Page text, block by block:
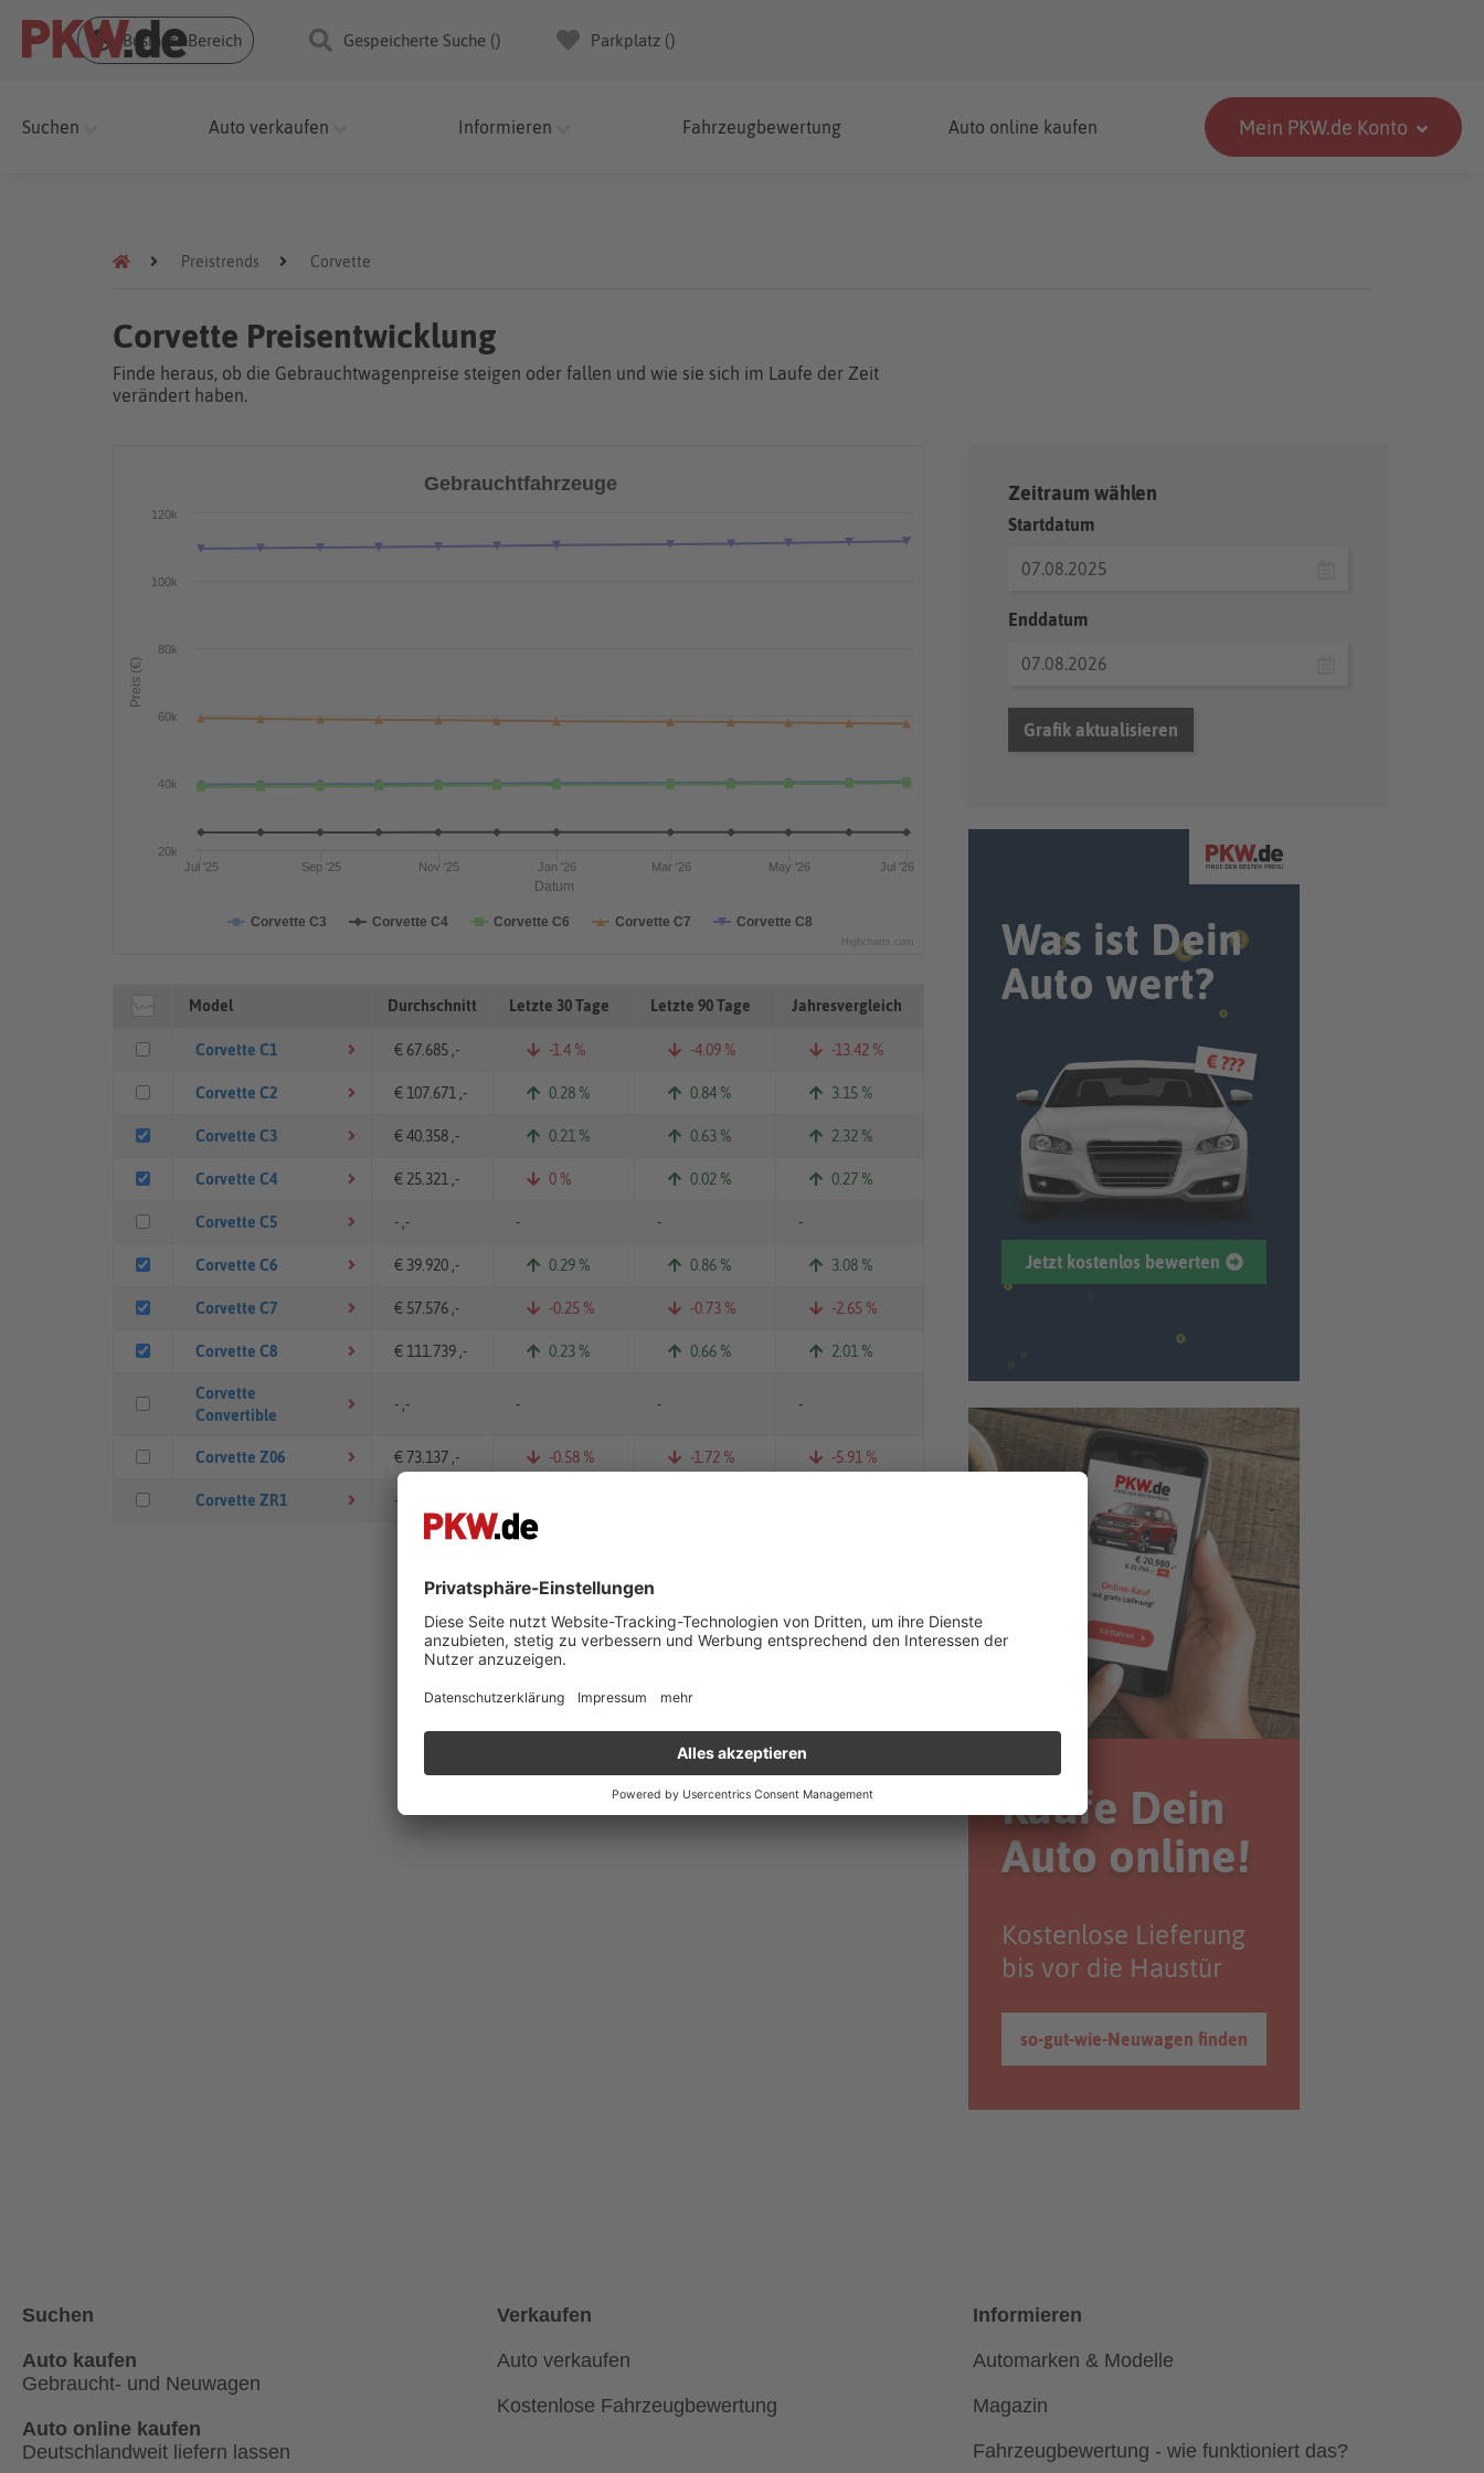
Business Bereich Gespeicherte Suche () Parkplatz ()
Suchen Auto verkaufen Informieren Fahrzeugbewertung Auto online kaufen Mein PKW.de Konto
Preistrends Corvette
Corvette Preisentwicklung
Finde heraus, ob die Gebrauchtwagenpreise steigen oder fallen und wie sie sich im Laufe der Zeit
verändert haben.
Datum
Preis (€)
Gebrauchtfahrzeuge
Corvette C3 Corvette C4 Corvette C6 Corvette C7 Corvette C8
Jul '25 Sep '25 Nov '25 Jan '26 Mar '26 May '26 Jul '26
100k
20k
40k
60k
80k
120k
Highcharts.com
Model Durchschnitt Letzte 30 Tage Letzte 90 Tage Jahresvergleich
Corvette C1 € 67.685 ,- -1.4 % -4.09 % -13.42 %
Corvette C2 € 107.671 ,- 0.28 % 0.84 % 3.15 %
Corvette C3 € 40.358 ,- 0.21 % 0.63 % 2.32 %
Corvette C4 € 25.321 ,- 0 % 0.02 % 0.27 %
Corvette C5 - ,- - - -
Corvette C6 € 39.920 ,- 0.29 % 0.86 % 3.08 %
Corvette C7 € 57.576 ,- -0.25 % -0.73 % -2.65 %
Corvette C8 € 111.739 ,- 0.23 % 0.66 % 2.01 %
Corvette
Convertible
- ,- - - -
Corvette Z06 € 73.137 ,- -0.58 % -1.72 % -5.91 %
Corvette ZR1 - ,-
Zeitraum wählen
Startdatum
Enddatum
Grafik aktualisieren
Was ist Dein
Auto wert?
€ ???
Jetzt kostenlos bewerten
Kaufe Dein
Auto online!
Kostenlose Lieferung
bis vor die Haustür
so-gut-wie-Neuwagen finden
Suchen
Auto kaufen
Gebraucht- und Neuwagen
Auto online kaufen
Deutschlandweit liefern lassen
Verkaufen
Auto verkaufen
Kostenlose Fahrzeugbewertung
Informieren
Automarken & Modelle
Magazin
Fahrzeugbewertung - wie funktioniert das?